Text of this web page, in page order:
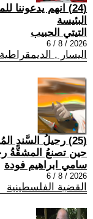
(24) انهم
البئيسة
التيتي الحبيب
2026 / 8 / 6
اليسار ,
(25) رحيلُ
حين تصنعُ المشقَّةُ
سامي ابراهيم فودة
2026 / 8 / 6
القضية الفلسطينية